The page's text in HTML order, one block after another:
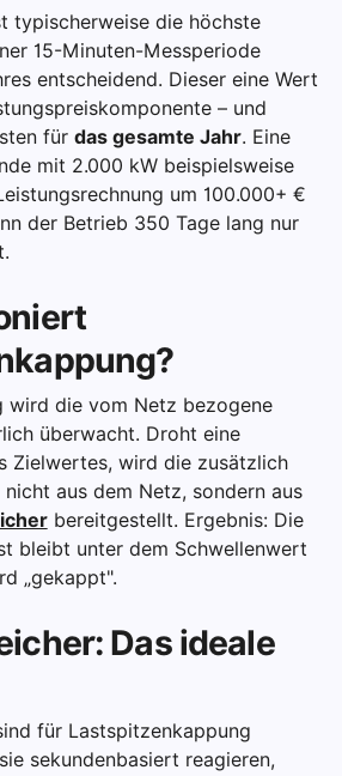
typischerweise die höchste
15-Minuten-Messperiode
entscheidend. Dieser eine Wert
– und
für das gesamte Jahr. Eine
mit 2.000 kW beispielsweise
um 100.000+ €
der Betrieb 350 Tage lang nur
wird die vom Netz bezogene
überwacht. Droht eine
Zielwertes, wird die zusätzlich
aus dem Netz, sondern aus
bereitgestellt. Ergebnis: Die
bleibt unter dem Schwellenwert
„gekappt".
Das ideale
für Lastspitzenkappung
sekundenbasiert reagieren,